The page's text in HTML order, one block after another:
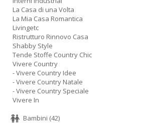
La Casa di una Volta
La Mia Casa Romantica
Livingetc
Ristrutturo Rinnovo Casa
Shabby Style
Tende Stoffe Country Chic
Vivere Country
- Vivere Country Idee
- Vivere Country Natale
- Vivere Country Speciale
Vivere In
Bambini (42)